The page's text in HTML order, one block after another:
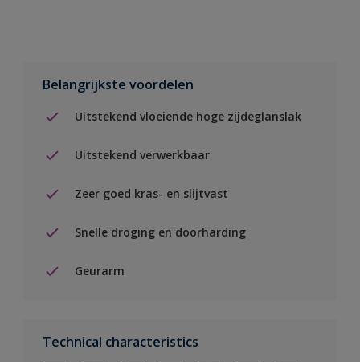
Belangrijkste voordelen
Uitstekend vloeiende hoge zijdeglanslak
Uitstekend verwerkbaar
Zeer goed kras- en slijtvast
Snelle droging en doorharding
Geurarm
Technical characteristics